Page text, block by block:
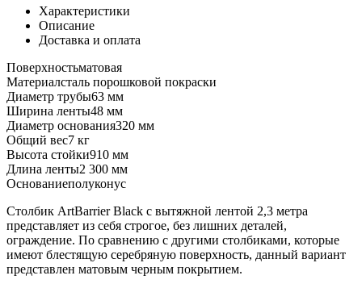
Характеристики
Описание
Доставка и оплата
Поверхностьматовая
Материалсталь порошковой покраски
Диаметр трубы63 мм
Ширина ленты48 мм
Диаметр основания320 мм
Общий вес7 кг
Высота стойки910 мм
Длина ленты2 300 мм
Основаниеполуконус
Столбик ArtBarrier Black с вытяжной лентой 2,3 метра
представляет из себя строгое, без лишних деталей,
ограждение. По сравнению с другими столбиками, которые
имеют блестящую серебряную поверхность, данный вариант
представлен матовым черным покрытием.